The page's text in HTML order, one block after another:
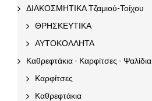
ΔΙΑΚΟΣΜΗΤΙΚΑ Τζαμιού-Τοίχου
ΘΡΗΣΚΕΥΤΙΚΑ
ΑΥΤΟΚΟΛΛΗΤΑ
Καθρεφτάκια - Καρφίτσες - Ψαλίδια
Καρφίτσες
Καθρεφτάκια